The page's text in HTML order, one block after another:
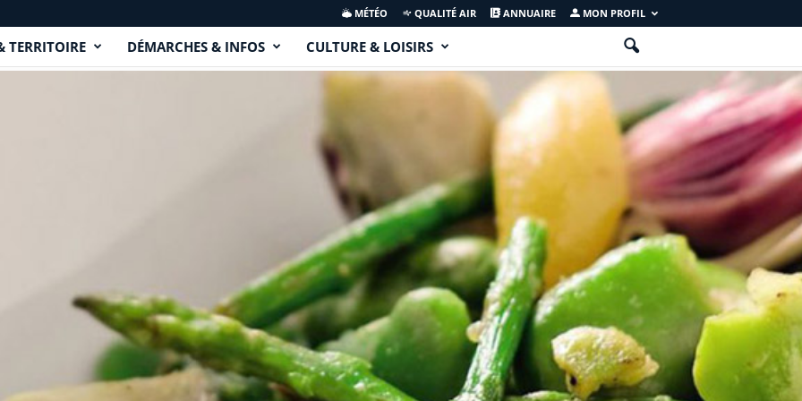
MÉTÉO QUALITÉ AIR ANNUAIRE MON PROFIL
TERRITOIRE DÉMARCHES & INFOS CULTURE & LOISIRS